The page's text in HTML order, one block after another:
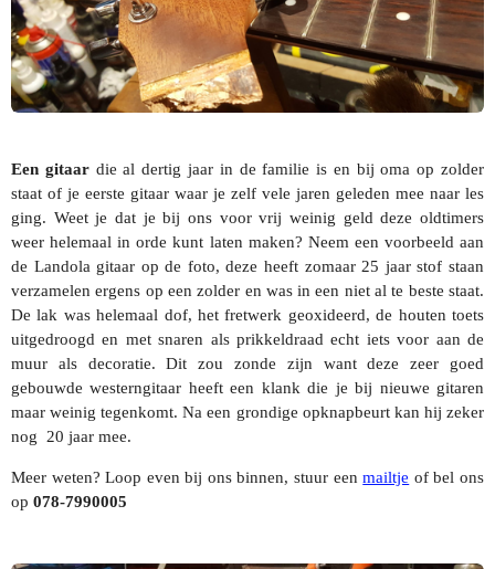
Een gitaardie al dertig jaar in de familie is en bij oma op zolder
staat of je eerste gitaar waar je zelf vele jaren geleden mee naar les
ging. Weet je dat je bij ons voor vrij weinig geld deze oldtimers
weer helemaal in orde kunt laten maken? Neem een voorbeeld aan
de Landola gitaar op de foto, deze heeft zomaar 25 jaar stof staan
verzamelen ergens op een zolder en was in een niet al te beste staat.
De lak was helemaal dof, het fretwerk geoxideerd, de houten toets
uitgedroogd en met snaren als prikkeldraad echt iets voor aan de
muur als decoratie. Dit zou zonde zijn want deze zeer goed
gebouwde westerngitaar heeft een klank die je bij nieuwe gitaren
maar weinig tegenkomt. Na een grondige opknapbeurt kan hij zeker
nog 20 jaar mee.
Meer weten? Loop even bij ons binnen, stuur eenmailtje of bel ons
op 078-7990005